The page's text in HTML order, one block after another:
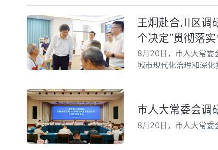
王炯赴合川区调
个决定”贯彻落
8月20日，市人大常委
城市现代化治理和深化
市人大常委会调
8月20日，市人大常委